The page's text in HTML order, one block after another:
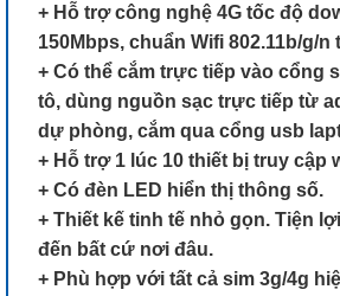
+ Hỗ trợ công nghệ 4G tốc độ
150Mbps, chuẩn Wifi 802.11b/g/n
+ Có thể cắm trực tiếp vào cổng
tô, dùng nguồn sạc trực tiếp từ
dự phòng, cắm qua cổng usb
+ Hỗ trợ 1 lúc 10 thiết bị truy cập
+ Có đèn LED hiển thị thông số.
+ Thiết kế tinh tế nhỏ gọn. Tiện
đến bất cứ nơi đâu.
+ Phù hợp với tất cả sim 3g/4g